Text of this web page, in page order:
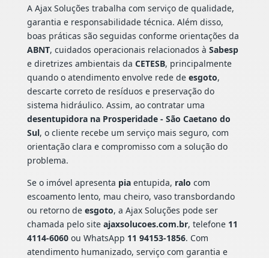
A Ajax Soluções trabalha com serviço de qualidade,
garantia e responsabilidade técnica. Além disso,
boas práticas são seguidas conforme orientações da
ABNT, cuidados operacionais relacionados à Sabesp
e diretrizes ambientais da CETESB, principalmente
quando o atendimento envolve rede de esgoto,
descarte correto de resíduos e preservação do
sistema hidráulico. Assim, ao contratar uma
desentupidora na Prosperidade - São Caetano do
Sul, o cliente recebe um serviço mais seguro, com
orientação clara e compromisso com a solução do
problema.
Se o imóvel apresenta piaentupida, ralo com
escoamento lento, mau cheiro, vaso transbordando
ou retorno de esgoto, a Ajax Soluções pode ser
chamada pelo site ajaxsolucoes.com.br, telefone 11
4114-6060ou WhatsApp 11 94153-1856. Com
atendimento humanizado, serviço com garantia e